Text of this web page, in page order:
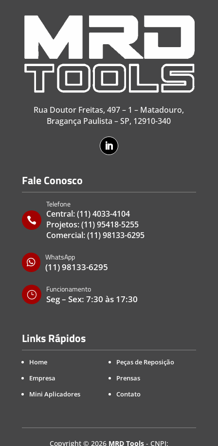
Rua Doutor Freitas, 497 – 1 – Matadouro,
Bragança Paulista – SP, 12910-340
Fale Conosco

Telefone
Central:(11) 4033-4104
Projetos:(11) 95418-5255
Comercial:(11) 98133-6295

WhatsApp
(11) 98133-6295
}
Funcionamento
Seg – Sex: 7:30 às 17:30
Links Rápidos
Home
Empresa
Mini Aplicadores
Peças de Reposição
Prensas
Contato
Copyright © 2026 MRD Tools- CNPJ: